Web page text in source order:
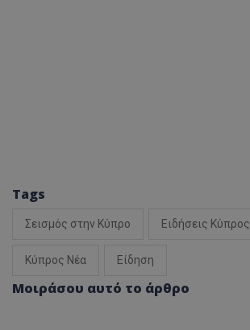
Tags
Σεισμός στην Κύπρο Ειδήσεις Κύπρος
Κύπρος Νέα Είδηση
Μοιράσου αυτό το άρθρο